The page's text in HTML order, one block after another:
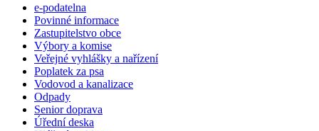
e-podatelna
Povinné informace
Zastupitelstvo obce
Výbory a komise
Veřejné vyhlášky a nařízení
Poplatek za psa
Vodovod a kanalizace
Odpady
Senior doprava
Úřední deska